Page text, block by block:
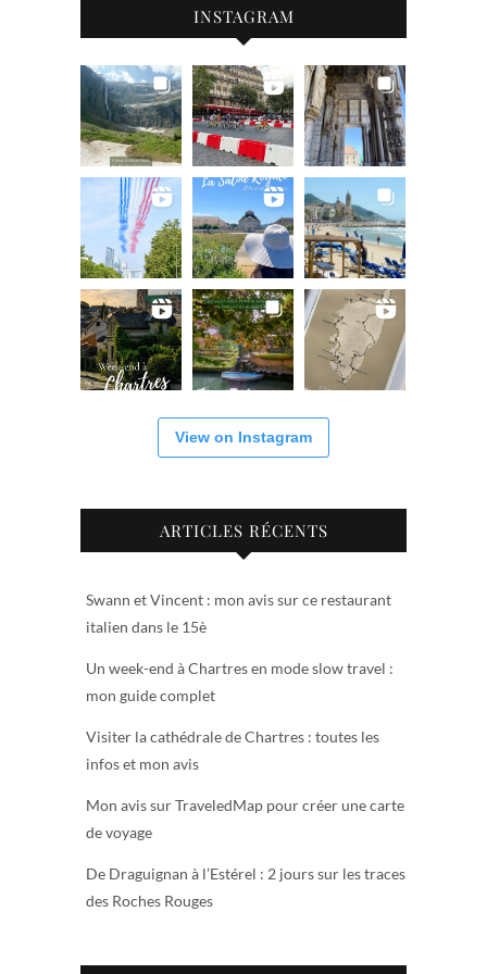
INSTAGRAM
View on Instagram
ARTICLES RÉCENTS
Swann et Vincent : mon avis sur ce restaurant
italien dans le 15è
Un week-end à Chartres en mode slow travel :
mon guide complet
Visiter la cathédrale de Chartres : toutes les
infos et mon avis
Mon avis sur TraveledMap pour créer une carte
de voyage
De Draguignan à l’Estérel : 2 jours sur les traces
des Roches Rouges